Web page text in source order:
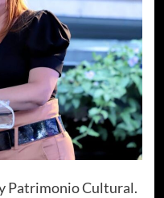
Patrimonio Cultural.